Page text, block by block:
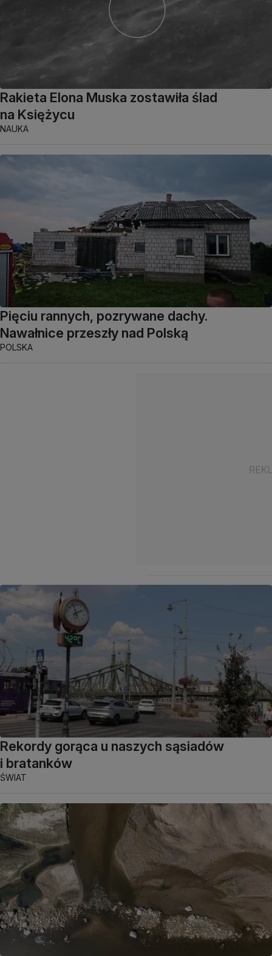
Rakieta Elona Muska zostawiła ślad
na Księżycu
NAUKA
Pięciu rannych, pozrywane dachy.
Nawałnice przeszły nad Polską
POLSKA
Rekordy gorąca u naszych sąsiadów
i bratanków
ŚWIAT